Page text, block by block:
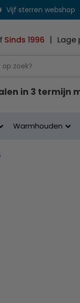
Vijf sterren webshop
Sinds 1996 | Lage
in 3 termijn
Warmhouden